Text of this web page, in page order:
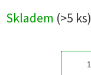
Skladem (>5 ks)